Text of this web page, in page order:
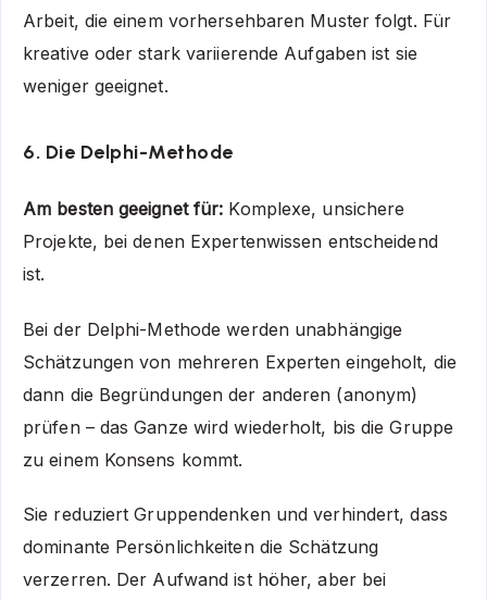
Arbeit, die einem vorhersehbaren Muster folgt. Für
kreative oder stark variierende Aufgaben ist sie
weniger geeignet.
6. Die Delphi-Methode
Am besten geeignet für: Komplexe, unsichere
Projekte, bei denen Expertenwissen entscheidend
ist.
Bei der Delphi-Methode werden unabhängige
Schätzungen von mehreren Experten eingeholt, die
dann die Begründungen der anderen (anonym)
prüfen – das Ganze wird wiederholt, bis die Gruppe
zu einem Konsens kommt.
Sie reduziert Gruppendenken und verhindert, dass
dominante Persönlichkeiten die Schätzung
verzerren. Der Aufwand ist höher, aber bei